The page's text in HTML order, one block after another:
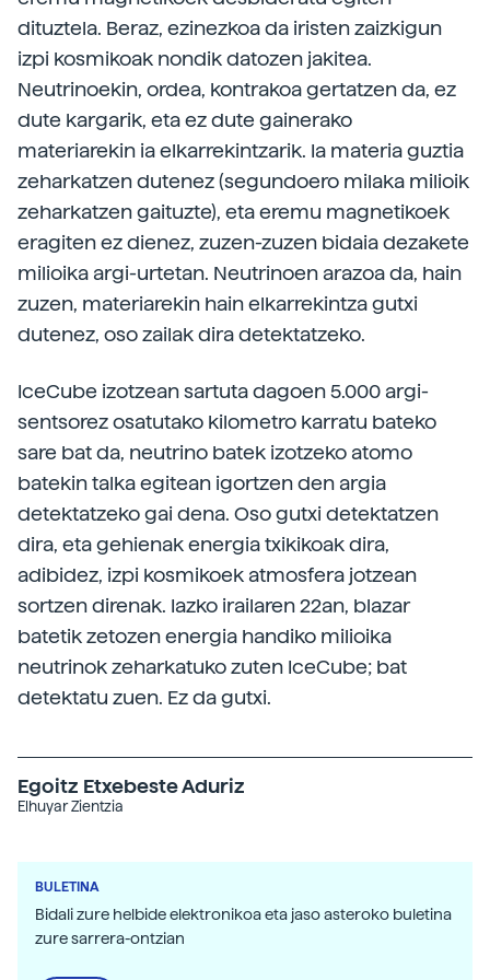
dituztela. Beraz, ezinezkoa da iristen zaizkigun
izpi kosmikoak nondik datozen jakitea.
Neutrinoekin, ordea, kontrakoa gertatzen da, ez
dute kargarik, eta ez dute gainerako
materiarekin ia elkarrekintzarik. Ia materia guztia
zeharkatzen dutenez (segundoero milaka milioik
zeharkatzen gaituzte), eta eremu magnetikoek
eragiten ez dienez, zuzen-zuzen bidaia dezakete
milioika argi-urtetan. Neutrinoen arazoa da, hain
zuzen, materiarekin hain elkarrekintza gutxi
dutenez, oso zailak dira detektatzeko.
IceCube izotzean sartuta dagoen 5.000 argi-
sentsorez osatutako kilometro karratu bateko
sare bat da, neutrino batek izotzeko atomo
batekin talka egitean igortzen den argia
detektatzeko gai dena. Oso gutxi detektatzen
dira, eta gehienak energia txikikoak dira,
adibidez, izpi kosmikoek atmosfera jotzean
sortzen direnak. Iazko irailaren 22an, blazar
batetik zetozen energia handiko milioika
neutrinok zeharkatuko zuten IceCube; bat
detektatu zuen. Ez da gutxi.
Egoitz Etxebeste Aduriz
Elhuyar Zientzia
BULETINA
Bidali zure helbide elektronikoa eta jaso asteroko buletina
zure sarrera-ontzian